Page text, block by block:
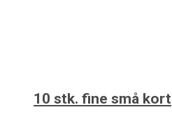
10 stk. fine små kort